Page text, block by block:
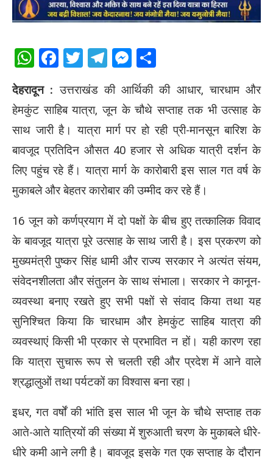
WhatsApp
Facebook
Twitter
Telegram
Messenger
देहरादून : उत्तराखंड की आर्थिकी की आधार, चारधाम और
हेमकुंट साहिब यात्रा, जून के चौथे सप्ताह तक भी उत्साह के
साथ जारी है। यात्रा मार्ग पर हो रही प्री-मानसून बारिश के
बावजूद प्रतिदिन औसत 40 हजार से अधिक यात्री दर्शन के
लिए पहुंच रहे हैं। यात्रा मार्ग के कारोबारी इस साल गत वर्ष के
मुकाबले और बेहतर कारोबार की उम्मीद कर रहे हैं।
16 जून को कर्णप्रयाग में दो पक्षों के बीच हुए तत्कालिक विवाद
के बावजूद यात्रा पूरे उत्साह के साथ जारी है। इस प्रकरण को
मुख्यमंत्री पुष्कर सिंह धामी और राज्य सरकार ने अत्यंत संयम,
संवेदनशीलता और संतुलन के साथ संभाला। सरकार ने कानून-
व्यवस्था बनाए रखते हुए सभी पक्षों से संवाद किया तथा यह
सुनिश्चित किया कि चारधाम और हेमकुंट साहिब यात्रा की
व्यवस्थाएं किसी भी प्रकार से प्रभावित न हों। यही कारण रहा
कि यात्रा सुचारू रूप से चलती रही और प्रदेश में आने वाले
श्रद्धालुओं तथा पर्यटकों का विश्वास बना रहा।
इधर, गत वर्षों की भांति इस साल भी जून के चौथे सप्ताह तक
आते-आते यात्रियों की संख्या में शुरुआती चरण के मुकाबले धीरे-
धीरे कमी आने लगी है। बावजूद इसके गत एक सप्ताह के दौरान